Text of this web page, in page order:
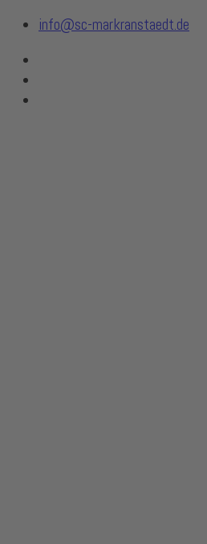
info@sc-markranstaedt.de